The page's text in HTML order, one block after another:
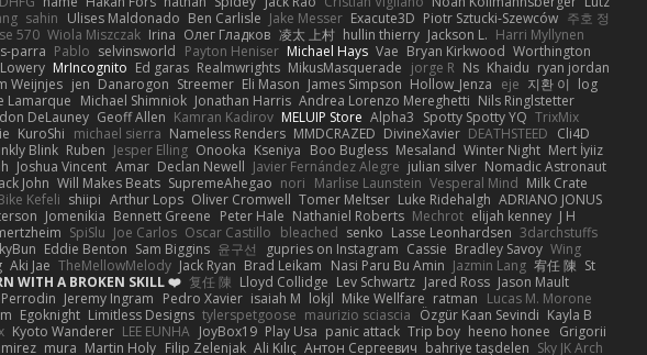
sahin Ulises Maldonado Ben Carlisle Jake Messer Exacute3D Piotr Sztucki-Szewców 주호 정
570 Wiola Miszczak Irina Олег Гладков 凌太 上村 hullin thierry Jackson L. Harri Myllynen
parra Pablo selvinsworld Payton Heniser Michael Hays Vae Bryan Kirkwood Worthington
MrIncognito Ed garas Realmwrights MikusMasquerade jorge R Ns Khaidu ryan jordan
Weijnjes jen Danarogon Streemer Eli Mason James Simpson Hollow_Jenza eje 지환 이 log
Lamarque Michael Shimniok Jonathan Harris Andrea Lorenzo Mereghetti Nils Ringlstetter
DeLauney Geoff Allen Kamran Kadirov MELUIP Store Alpha3 Spotty Spotty YQ TrixMix
KuroShi michael sierra Nameless Renders MMDCRAZED DivineXavier DEATHSTEED Cli4D
Blink Ruben Jesper Elling Onooka Kseniya Boo Bugless Mesaland Winter Night Mert İyiiz
Joshua Vincent Amar Declan Newell Javier Fernández Alegre julian silver Nomadic Astronaut
John Will Makes Beats SupremeAhegao nori Marlise Launstein Vesperal Mind Milk Crate
Kefeli shiipi Arthur Lops Oliver Cromwell Tomer Meltser Luke Ridehalgh ADRIANO JONUS
Jomenikia Bennett Greene Peter Hale Nathaniel Roberts Mechrot elijah kenney J H
SpiSlu Joe Carlos Oscar Castillo bleached senko Lasse Leonhardsen 3darchstuffs
Eddie Benton Sam Biggins 윤구선 gupries on Instagram Cassie Bradley Savoy Wing
Aki Jae TheMellowMelody Jack Ryan Brad Leikam Nasi Paru Bu Amin Jazmin Lang 宥任 陳 St
WITH A BROKEN SKILL ❤️ 复任 陳 Lloyd Collidge Lev Schwartz Jared Ross Jason Mault
Perrodin Jeremy Ingram Pedro Xavier isaiah M lokjl Mike Wellfare ratman Lucas M. Morone
Egoknight Limitless Designs tylerspetgoose maurizio sciascia Özgür Kaan Sevindi Kayla B
Kyoto Wanderer LEE EUNHA JoyBox19 Play Usa panic attack Trip boy heeno honee Grigorii
mura Martin Holy Filip Zelenjak Ali Kılıç Антон Сергеевич bahriye taşdelen Sky JK Arch